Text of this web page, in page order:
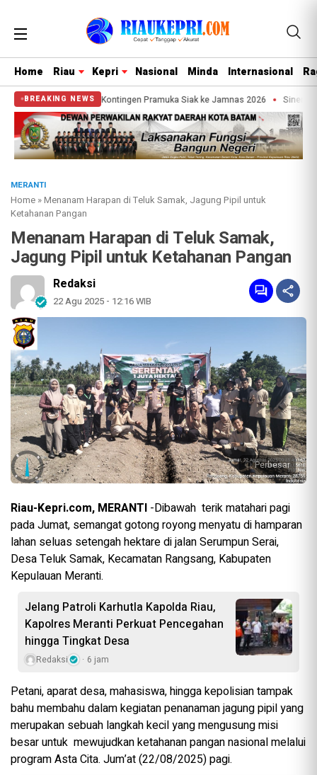
Home Riau Kepri Nasional Minda Internasional
BREAKING NEWS
Afni lepas Kontingen Pramuka Siak ke Jamnas 2026 Sinergi
MERANTI
Home »Menanam Harapan di Teluk Samak, Jagung Pipil untuk
Ketahanan Pangan
Menanam Harapan di Teluk Samak,
Jagung Pipil untuk Ketahanan Pangan
Redaksi
22 Agu 2025 - 12:16 WIB
Perbesar
Riau-Kepri.com, MERANTI -Dibawah terik matahari pagi
pada Jumat, semangat gotong royong menyatu di hamparan
lahan seluas setengah hektare di jalan Serumpun Serai,
Desa Teluk Samak, Kecamatan Rangsang, Kabupaten
Kepulauan Meranti.
Jelang Patroli Karhutla Kapolda Riau,
Kapolres Meranti Perkuat Pencegahan
hingga Tingkat Desa
Redaksi 6 jam
Petani, aparat desa, mahasiswa, hingga kepolisian tampak
bahu membahu dalam kegiatan penanaman jagung pipil yang
merupakan sebuah langkah kecil yang mengusung misi
besar untuk mewujudkan ketahanan pangan nasional melalui
program Asta Cita. Jum’at (22/08/2025) pagi.